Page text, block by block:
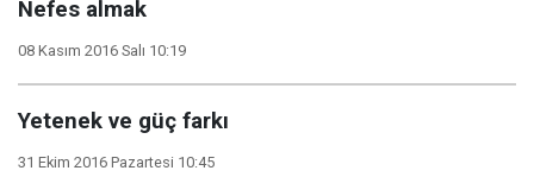
Nefes almak
08 Kasım 2016 Salı 10:19
Yetenek ve güç farkı
31 Ekim 2016 Pazartesi 10:45